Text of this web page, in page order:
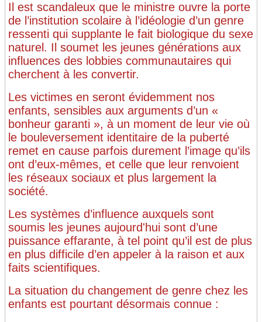
Il est scandaleux que le ministre ouvre la porte
de l’institution scolaire à l’idéologie d’un genre
ressenti qui supplante le fait biologique du sexe
naturel. Il soumet les jeunes générations aux
influences des lobbies communautaires qui
cherchent à les convertir.
Les victimes en seront évidemment nos
enfants, sensibles aux arguments d’un «
bonheur garanti », à un moment de leur vie où
le bouleversement identitaire de la puberté
remet en cause parfois durement l’image qu’ils
ont d’eux-mêmes, et celle que leur renvoient
les réseaux sociaux et plus largement la
société.
Les systèmes d’influence auxquels sont
soumis les jeunes aujourd'hui sont d’une
puissance effarante, à tel point qu’il est de plus
en plus difficile d’en appeler à la raison et aux
faits scientifiques.
La situation du changement de genre chez les
enfants est pourtant désormais connue :